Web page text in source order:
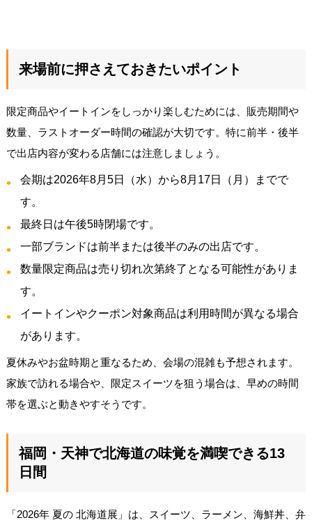
来場前に押さえておきたいポイント
限定商品やイートインをしっかり楽しむためには、販売期間や
数量、ラストオーダー時間の確認が大切です。特に前半・後半
で出店内容が変わる店舗には注意しましょう。
会期は2026年8月5日（水）から8月17日（月）までで
す。
最終日は午後5時閉場です。
一部ブランドは前半または後半のみの出店です。
数量限定商品は売り切れ次第終了となる可能性がありま
す。
イートインやクーポン対象商品は利用時間が異なる場合
があります。
夏休みやお盆時期と重なるため、会場の混雑も予想されます。
家族で訪れる場合や、限定スイーツを狙う場合は、早めの時間
帯を選ぶと動きやすそうです。
福岡・天神で北海道の味覚を満喫できる13
日間
「2026年 夏の 北海道展」は、スイーツ、ラーメン、海鮮丼、弁